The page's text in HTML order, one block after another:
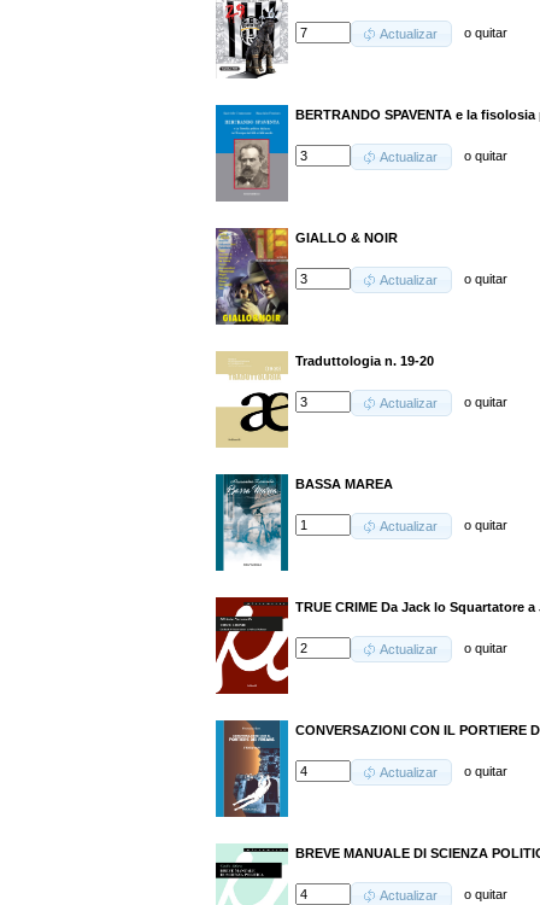
Actualizar oquitar
BERTRANDO SPAVENTA e la
Actualizar oquitar
GIALLO & NOIR
Actualizar oquitar
Traduttologia n. 19-20
Actualizar oquitar
BASSA MAREA
Actualizar oquitar
TRUE CRIME Da Jack lo Squartatore
Actualizar oquitar
CONVERSAZIONI CON IL PORTIERE
Actualizar oquitar
BREVE MANUALE DI SCIENZA
Actualizar oquitar